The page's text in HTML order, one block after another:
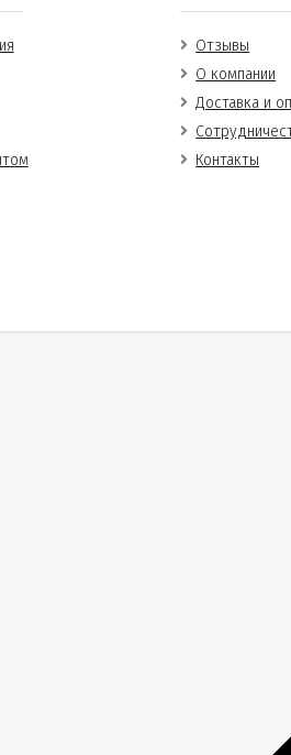
Отзывы
О компании
Доставка и
Контакты